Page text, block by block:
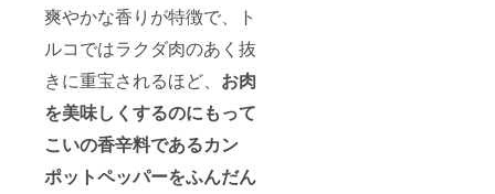
爽やかな香りが特徴で、ト
ルコではラクダ肉のあく抜
きに重宝されるほど、 お肉
を美味しくするのにもって
こいの香辛料であるカン
ポットペッパーをふんだん